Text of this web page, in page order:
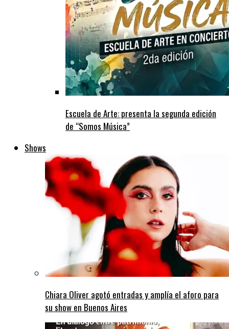
Escuela de Arte: presenta la segunda edición
de “Somos Música”
Shows
Chiara Oliver agotó entradas y amplía el aforo para
su show en Buenos Aires